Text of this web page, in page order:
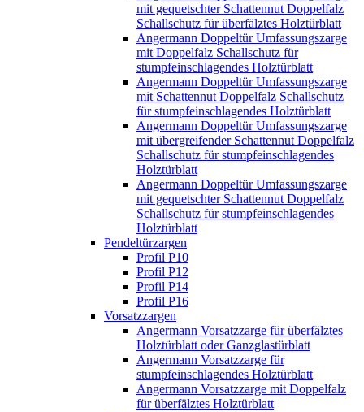
mit gequetschter Schattennut Doppelfalz
Schallschutz für überfälztes Holztürblatt
Angermann Doppeltür Umfassungszarge
mit Doppelfalz Schallschutz für
stumpfeinschlagendes Holztürblatt
Angermann Doppeltür Umfassungszarge
mit Schattennut Doppelfalz Schallschutz
für stumpfeinschlagendes Holztürblatt
Angermann Doppeltür Umfassungszarge
mit übergreifender Schattennut Doppelfalz
Schallschutz für stumpfeinschlagendes
Holztürblatt
Angermann Doppeltür Umfassungszarge
mit gequetschter Schattennut Doppelfalz
Schallschutz für stumpfeinschlagendes
Holztürblatt
Pendeltürzargen
Profil P10
Profil P12
Profil P14
Profil P16
Vorsatzzargen
Angermann Vorsatzzarge für überfälztes
Holztürblatt oder Ganzglastürblatt
Angermann Vorsatzzarge für
stumpfeinschlagendes Holztürblatt
Angermann Vorsatzzarge mit Doppelfalz
für überfälztes Holztürblatt